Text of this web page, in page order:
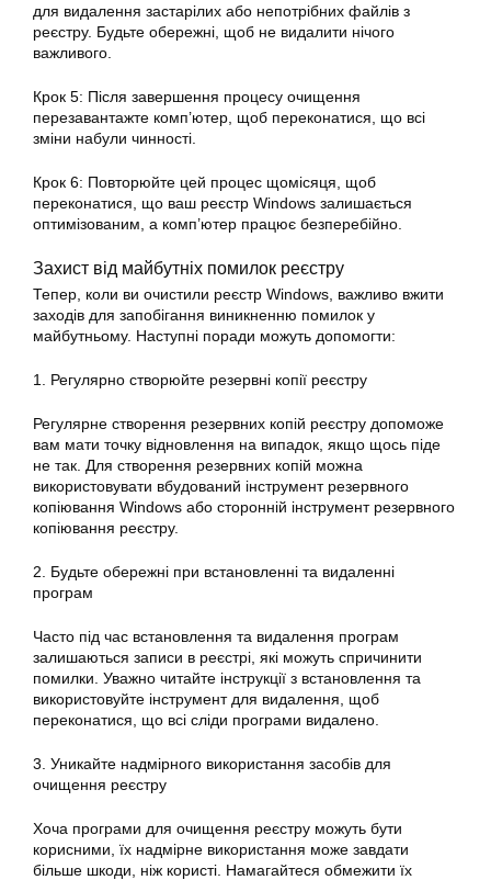
для видалення застарілих або непотрібних файлів з
реєстру. Будьте обережні, щоб не видалити нічого
важливого.
Крок 5: Після завершення процесу очищення
перезавантажте комп’ютер, щоб переконатися, що всі
зміни набули чинності.
Крок 6: Повторюйте цей процес щомісяця, щоб
переконатися, що ваш реєстр Windows залишається
оптимізованим, а комп’ютер працює безперебійно.
Захист від майбутніх помилок реєстру
Тепер, коли ви очистили реєстр Windows, важливо вжити
заходів для запобігання виникненню помилок у
майбутньому. Наступні поради можуть допомогти:
1. Регулярно створюйте резервні копії реєстру
Регулярне створення резервних копій реєстру допоможе
вам мати точку відновлення на випадок, якщо щось піде
не так. Для створення резервних копій можна
використовувати вбудований інструмент резервного
копіювання Windows або сторонній інструмент резервного
копіювання реєстру.
2. Будьте обережні при встановленні та видаленні
програм
Часто під час встановлення та видалення програм
залишаються записи в реєстрі, які можуть спричинити
помилки. Уважно читайте інструкції з встановлення та
використовуйте інструмент для видалення, щоб
переконатися, що всі сліди програми видалено.
3. Уникайте надмірного використання засобів для
очищення реєстру
Хоча програми для очищення реєстру можуть бути
корисними, їх надмірне використання може завдати
більше шкоди, ніж користі. Намагайтеся обмежити їх